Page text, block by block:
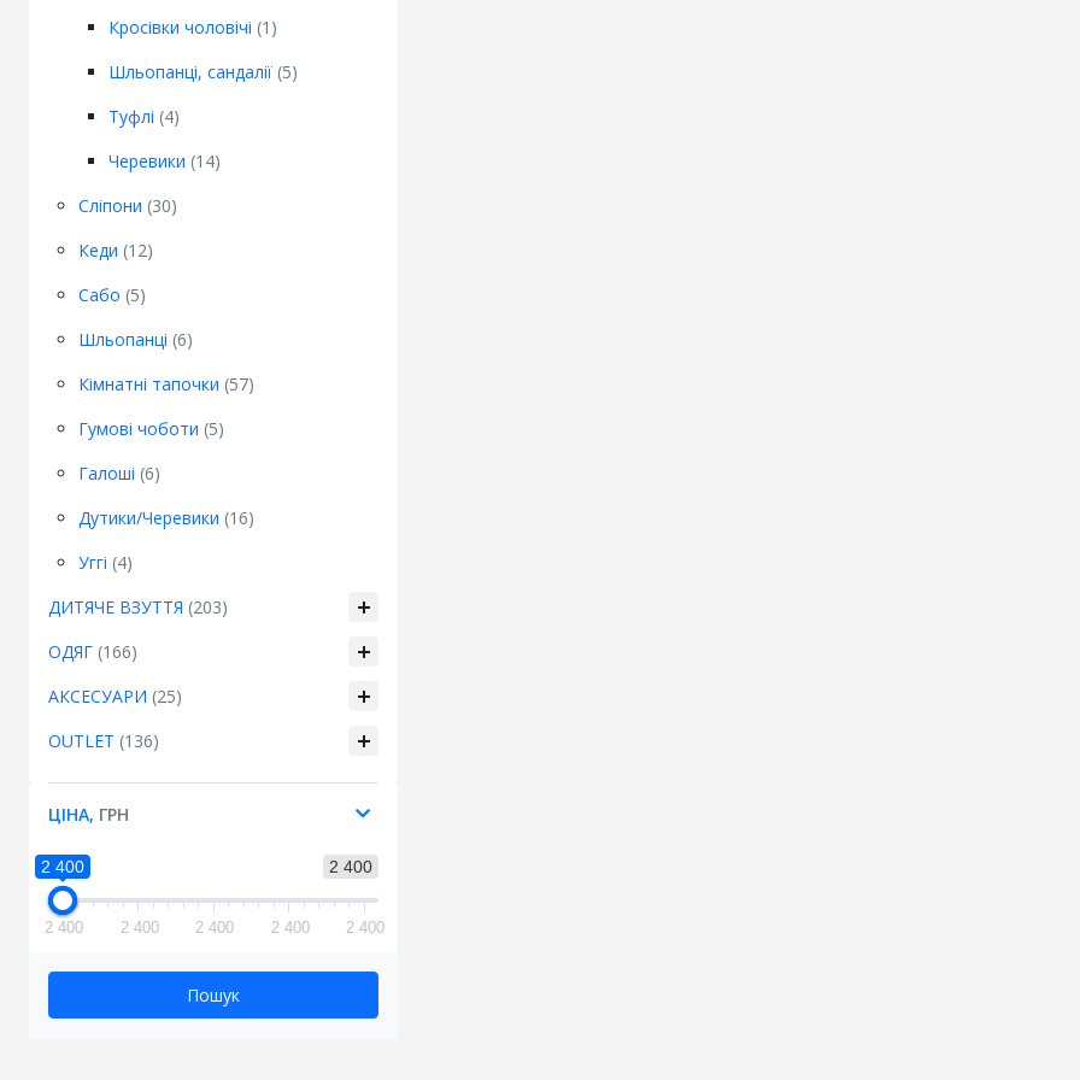
Кросівки чоловічі (1)
Шльопанці, сандалії (5)
Туфлі (4)
Черевики (14)
Сліпони (30)
Кеди (12)
Сабо (5)
Шльопанці (6)
Кімнатні тапочки (57)
Гумові чоботи (5)
Галоші (6)
Дутики/Черевики (16)
Уггі (4)
ДИТЯЧЕ ВЗУТТЯ (203)
ОДЯГ (166)
АКСЕСУАРИ (25)
OUTLET (136)
ЦІНА, ГРН
2 400
2 400
2 400 2 400 2 400 2 400 2 400
Пошук